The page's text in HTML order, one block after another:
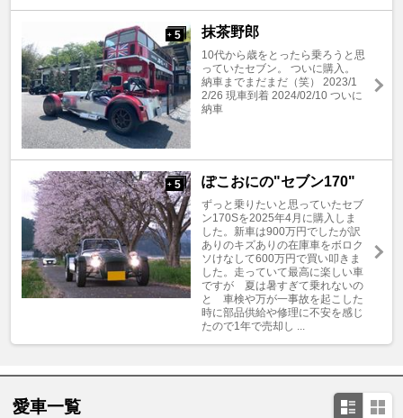
+ 5 抹茶野郎
10代から歳をとったら乗ろうと思
っていたセブン。 ついに購入。
納車までまだまだ（笑） 2023/1
2/26 現車到着 2024/02/10 ついに
納車
+ 5 ぽこおにの"セブン170"
ずっと乗りたいと思っていたセブ
ン170Sを2025年4月に購入しま
した。新車は900万円でしたが訳
ありのキズありの在庫車をボロク
ソけなして600万円で買い叩きま
した。走っていて最高に楽しい車
ですが 夏は暑すぎて乗れないの
と 車検や万が一事故を起こした
時に部品供給や修理に不安を感じ
たので1年で売却し ...
愛車一覧